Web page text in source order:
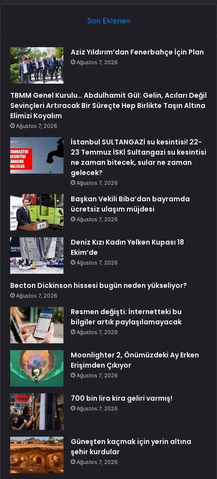
Son Eklenen
Aziz Yıldırım’dan Fenerbahçe İçin Plan
Ağustos 7, 2026
TBMM Genel Kurulu… Abdulhamit Gül: Gelin, Acıları Değil
Sevinçleri Artıracak Bir Süreçte Hep Birlikte Taşın Altına
Elimizi Koyalım
Ağustos 7, 2026
İstanbul SULTANGAZİ su kesintisi! 22-
23 Temmuz İSKİ Sultangazi su kesintisi
ne zaman bitecek, sular ne zaman
gelecek?
Ağustos 7, 2026
Başkan Vekili Biba’dan bayramda
ücretsiz ulaşım müjdesi
Ağustos 7, 2026
Deniz Kızı Kadın Yelken Kupası 18
Ekim’de
Ağustos 7, 2026
Becton Dickinson hissesi bugün neden yükseliyor?
Ağustos 7, 2026
Resmen değişti: İnternetteki bu
bilgiler artık paylaşılamayacak
Ağustos 7, 2026
Moonlighter 2, Önümüzdeki Ay Erken
Erişimden Çıkıyor
Ağustos 7, 2026
700 bin lira kira geliri varmış!
Ağustos 7, 2026
Güneşten kaçmak için yerin altına
şehir kurdular
Ağustos 7, 2026